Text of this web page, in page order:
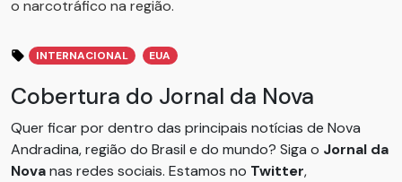
o narcotráfico na região.
INTERNACIONAL EUA
Cobertura do Jornal da Nova
Quer ficar por dentro das principais notícias de Nova
Andradina, região do Brasil e do mundo? Siga o Jornal da
Novanas redes sociais. Estamos no Twitter,